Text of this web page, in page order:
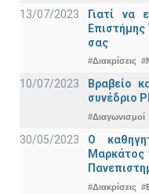
13/07/2023
Γιατί να
σας
#Διακρίσεις
10/07/2023
Βραβείο
συνέδριο
#Διαγωνισμοί
30/05/2023
Ο
Μαρκάτος
#Διακρίσεις